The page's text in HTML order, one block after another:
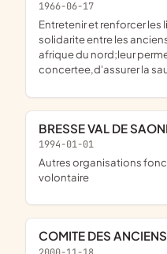
1966-06-17
entretenir et renforcer les liens de camaraderie et de
solidarite entre les
afrique du nord;leur
concertee,d'assurer la
BRESSE VAL DE
1994-01-01
Autres organisations fonctionnant par adhésion
volontaire
COMITE DES